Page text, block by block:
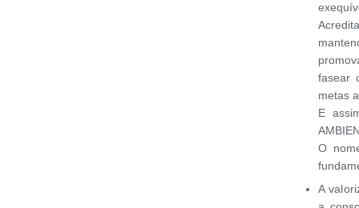
fasear
metas
E
O
A